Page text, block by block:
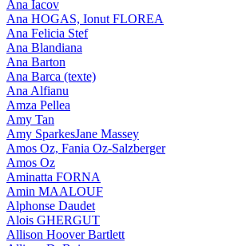
Ana Iacov
Ana HOGAS, Ionut FLOREA
Ana Felicia Stef
Ana Blandiana
Ana Barton
Ana Barca (texte)
Ana Alfianu
Amza Pellea
Amy Tan
Amy SparkesJane Massey
Amos Oz, Fania Oz-Salzberger
Amos Oz
Aminatta FORNA
Amin MAALOUF
Alphonse Daudet
Alois GHERGUT
Allison Hoover Bartlett